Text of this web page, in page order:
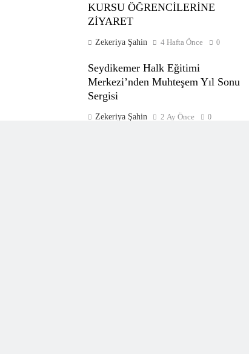
KURSU ÖĞRENCİLERİNE
ZİYARET
Zekeriya Şahin 4 Hafta Önce 0
Seydikemer Halk Eğitimi
Merkezi’nden Muhteşem Yıl Sonu
Sergisi
Zekeriya Şahin 2 Ay Önce 0